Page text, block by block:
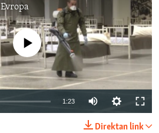
currently available
1:23
Direktan link